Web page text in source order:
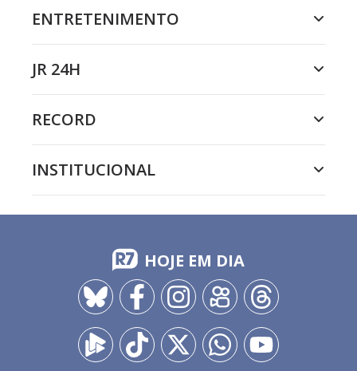
ENTRETENIMENTO
JR 24H
RECORD
INSTITUCIONAL
HOJE EM DIA